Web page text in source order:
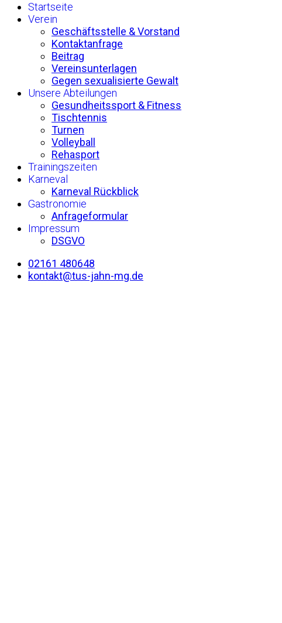
Startseite
Verein
Geschäftsstelle & Vorstand
Kontaktanfrage
Beitrag
Vereinsunterlagen
Gegen sexualisierte Gewalt
Unsere Abteilungen
Gesundheitssport & Fitness
Tischtennis
Turnen
Volleyball
Rehasport
Trainingszeiten
Karneval
Karneval Rückblick
Gastronomie
Anfrageformular
Impressum
DSGVO
02161 480648
kontakt@tus-jahn-mg.de